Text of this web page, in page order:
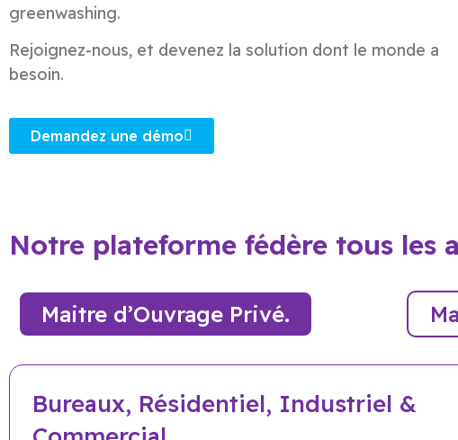
greenwashing.
Rejoignez-nous, et devenez la solution dont le monde a
besoin.
Demandez une démo
Notre plateforme fédère tous les
Maitre d’Ouvrage Privé.
Bureaux, Résidentiel, Industriel &